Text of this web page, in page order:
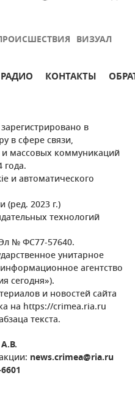
ВИЗУАЛ
РАДИО КОНТАКТЫ
в
в сфере связи,
массовых коммуникаций
года.
и автоматического
(ред. 2023 г.)
технологий
№ ФС77-57640.
унитарное
агентство
сегодня»).
и новостей сайта
на https://crimea.ria.ru
текста.
news.crimea@ria.ru